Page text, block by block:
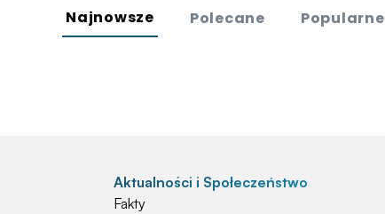
Najnowsze Polecane Popularne
Aktualności i Społeczeństwo
Fakty